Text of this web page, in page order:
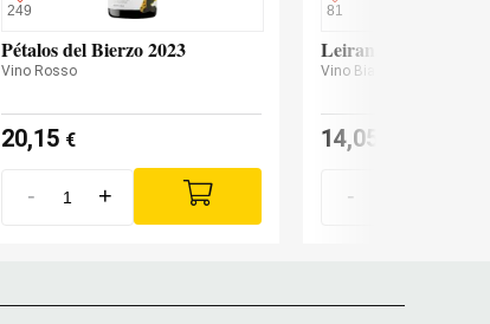
249
Pétalos del Bierzo 2023
Vino Rosso
20,15 €
- +
81
Leirana Albariño
Vino Bianco
14,05
-